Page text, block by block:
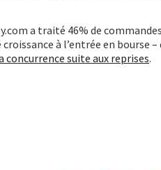
a traité 46% de
à l’entrée en bourse
concurrence suite aux reprises.